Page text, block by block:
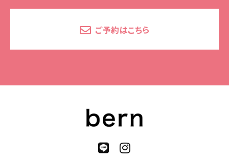
ご予約はこちら